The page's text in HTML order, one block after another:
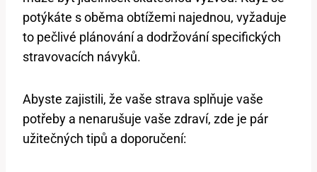
potýkáte s oběma obtížemi najednou, vyžaduje
to pečlivé plánování a dodržování specifických
stravovacích návyků.
Abyste zajistili, že vaše strava splňuje vaše
potřeby a nenarušuje vaše zdraví, zde je pár
užitečných tipů a doporučení: